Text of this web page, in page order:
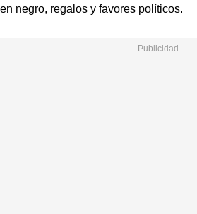
en negro, regalos y favores políticos.